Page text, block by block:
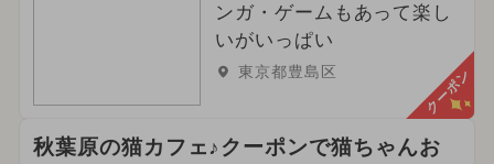
ンガ・ゲームもあって楽し
いがいっぱい
東京都豊島区 クーポン
秋葉原の猫カフェ♪クーポンで猫ちゃんお